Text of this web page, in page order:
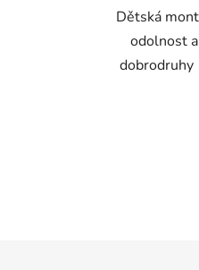
Dětská
odolnost
dobrodruhy